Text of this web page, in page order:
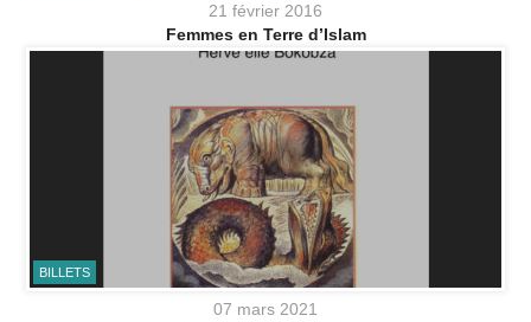
21 février 2016
Femmes en Terre d’Islam
BILLETS
07 mars 2021